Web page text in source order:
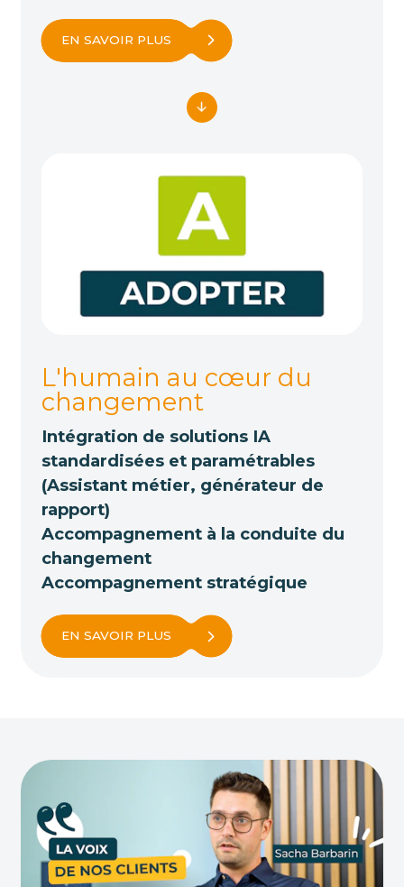
EN SAVOIR PLUS
L'humain au cœur du
changement
Intégration de solutions IA
standardisées et paramétrables
(Assistant métier, générateur de
rapport)
Accompagnement à la conduite du
changement
Accompagnement stratégique
EN SAVOIR PLUS